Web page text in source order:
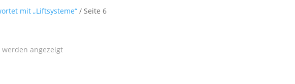
mit „Liftsysteme“ / Seite 6
werden angezeigt